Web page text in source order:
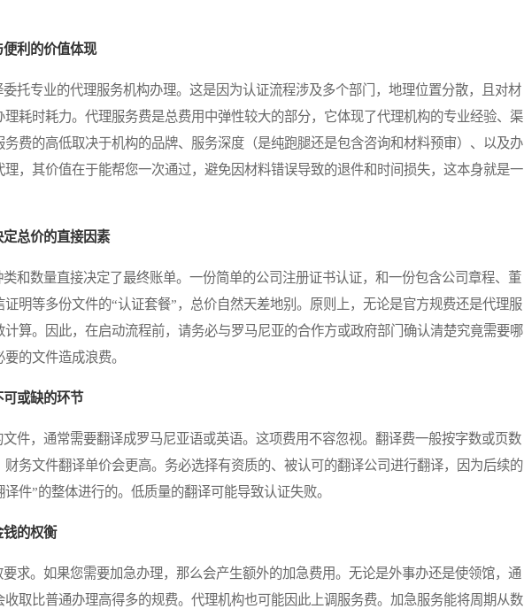
利的价值体现
专业的代理服务机构办理。这是因为认证流程涉及多个部门，地理位置分散，且对材
耗时耗力。代理服务费是总费用中弹性较大的部分，它体现了代理机构的专业经验、渠
费的高低取决于机构的品牌、服务深度（是纯跑腿还是包含咨询和材料预审）、以及办
理，其价值在于能帮您一次通过，避免因材料错误导致的退件和时间损失，这本身就是一
总价的直接因素
数量直接决定了最终账单。一份简单的公司注册证书认证，和一份包含公司章程、董
明等多份文件的“认证套餐”，总价自然天差地别。原则上，无论是官方规费还是代理服
计算。因此，在启动流程前，请务必与罗马尼亚的合作方或政府部门确认清楚究竟需要哪
的文件造成浪费。
或缺的环节
，通常需要翻译成罗马尼亚语或英语。这项费用不容忽视。翻译费一般按字数或页数
务文件翻译单价会更高。务必选择有资质的、被认可的翻译公司进行翻译，因为后续的
件”的整体进行的。低质量的翻译可能导致认证失败。
钱的权衡
。如果您需要加急办理，那么会产生额外的加急费用。无论是外事办还是使领馆，通
收取比普通办理高得多的规费。代理机构也可能因此上调服务费。加急服务能将周期从数